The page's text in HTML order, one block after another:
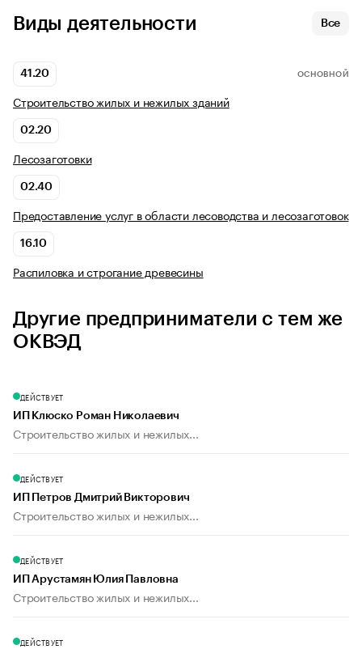
Виды деятельности Все
41.20 ОСНОВНОЙ
Строительство жилых и нежилых зданий
02.20
Лесозаготовки
02.40
Предоставление услуг в области лесоводства и лесозаготовок
16.10
Распиловка и строгание древесины
Другие предприниматели с тем же
ОКВЭД
ДЕЙСТВУЕТ
ИП Клюско Роман Николаевич
Строительство жилых и нежилых...
ДЕЙСТВУЕТ
ИП Петров Дмитрий Викторович
Строительство жилых и нежилых...
ДЕЙСТВУЕТ
ИП Арустамян Юлия Павловна
Строительство жилых и нежилых...
ДЕЙСТВУЕТ